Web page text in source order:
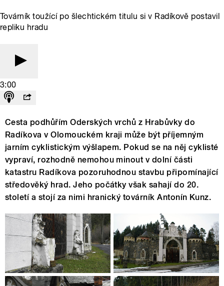
Továrník toužící po šlechtickém titulu si v Radíkově postavil
repliku hradu
3:00
Cesta podhůřím Oderských vrchů z Hrabůvky do
Radíkova v Olomouckém kraji může být příjemným
jarním cyklistickým výšlapem. Pokud se na něj cyklisté
vypraví, rozhodně nemohou minout v dolní části
katastru Radíkova pozoruhodnou stavbu připomínající
středověký hrad. Jeho počátky však sahají do 20.
století a stojí za nimi hranický továrník Antonín Kunz.